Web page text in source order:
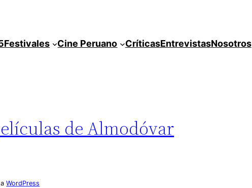
Festivales Cine Peruano CríticasEntrevistasNosotros
de Almodóvar
aWordPress